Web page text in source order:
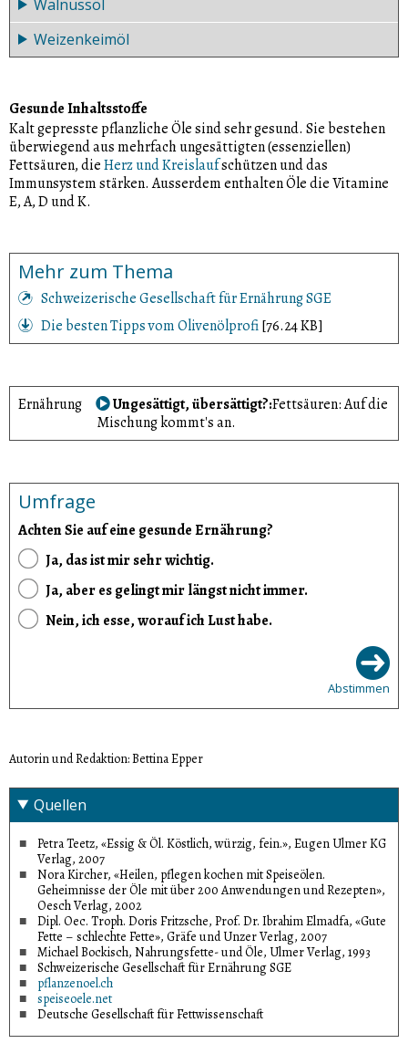
neun Monate haltbar, bei Zimmertemperatur lagern
Walnussöl
sechs Monate haltbar, im Kühlschrank lagern
Weizenkeimöl
Gesunde Inhaltsstoffe
Kalt gepresste pflanzliche Öle sind sehr gesund. Sie bestehen
überwiegend aus mehrfach ungesättigten (essenziellen)
Fettsäuren, dieHerz und Kreislaufschützen und das
Immunsystem stärken. Ausserdem enthalten Öle die Vitamine
E, A, D und K.
Mehr zum Thema
Schweizerische Gesellschaft für Ernährung SGE
Die besten Tipps vom Olivenölprofi[76.24 KB]
Ernährung Ungesättigt, übersättigt? Fettsäuren: Auf die
Mischung kommt's an.
Umfrage
Achten Sie auf eine gesunde Ernährung?
Ja, das ist mir sehr wichtig.
Ja, aber es gelingt mir längst nicht immer.
Nein, ich esse, worauf ich Lust habe.
Abstimmen
Autorin und Redaktion: Bettina Epper
Quellen
Petra Teetz, «Essig & Öl. Köstlich, würzig, fein.», Eugen Ulmer KG
Verlag, 2007
Nora Kircher, «Heilen, pflegen kochen mit Speiseölen.
Geheimnisse der Öle mit über 200 Anwendungen und Rezepten»,
Oesch Verlag, 2002
Dipl. Oec. Troph. Doris Fritzsche, Prof. Dr. Ibrahim Elmadfa, «Gute
Fette – schlechte Fette», Gräfe und Unzer Verlag, 2007
Michael Bockisch, Nahrungsfette- und Öle, Ulmer Verlag, 1993
Schweizerische Gesellschaft für Ernährung SGE
pflanzenoel.ch
speiseoele.net
Deutsche Gesellschaft für Fettwissenschaft